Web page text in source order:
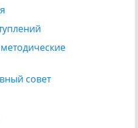
совет